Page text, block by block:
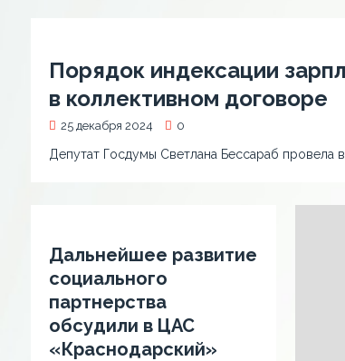
Порядок индексации
в коллективном договоре
25 декабря 2024 0
Депутат Госдумы Светлана Бессараб
Дальнейшее развитие
социального
партнерства
обсудили в ЦАС
«Краснодарский»